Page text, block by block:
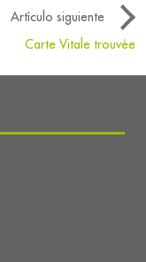
Artículo siguiente
Carte Vitale trouvée